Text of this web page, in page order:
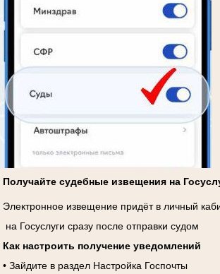
Получайте судебные извещения на
Электронное извещение придёт в личный
на Госуслуги сразу после отправки судом
Как настроить получение уведомлений
• Зайдите в раздел Настройка Госпочты